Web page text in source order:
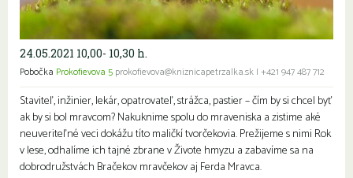
24.05.2021 10,00- 10,30 h.
Pobočka Prokofievova 5 prokofievova@kniznicapetrzalka.sk | +421 947 487 712
Staviteľ, inžinier, lekár, opatrovateľ, strážca, pastier – čím by si chcel byť
ak by si bol mravcom? Nakuknime spolu do mraveniska a zistime aké
neuveriteľné veci dokážu títo maličkí tvorčekovia. Prežijeme s nimi Rok
v lese, odhalíme ich tajné zbrane v Živote hmyzu a zabavíme sa na
dobrodružstvách Bračekov mravčekov aj Ferda Mravca.